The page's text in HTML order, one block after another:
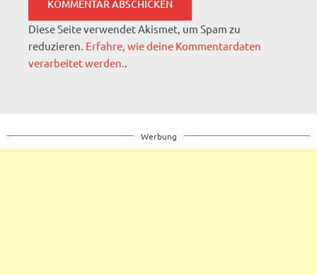
Diese Seite verwendet Akismet, um Spam zu
reduzieren. Erfahre, wie deine Kommentardaten
verarbeitet werden..
Werbung